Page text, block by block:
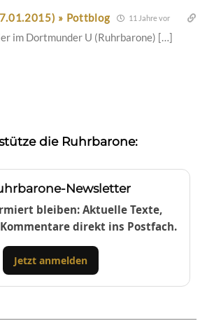
» Pottblog 11 Jahre vor
im Dortmunder U (Ruhrbarone) […]
die Ruhrbarone:
Newsletter
bleiben: Aktuelle Texte,
direkt ins Postfach.
Jetzt anmelden